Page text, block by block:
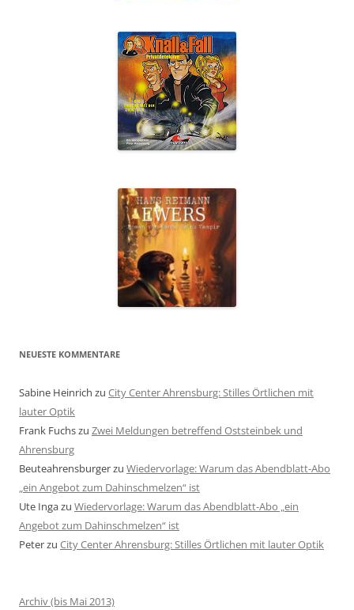
NEUESTE KOMMENTARE
Sabine Heinrich zu City Center Ahrensburg: Stilles Örtlichen mit
lauter Optik
Frank Fuchszu Zwei Meldungen betreffend Oststeinbek und
Ahrensburg
Beuteahrensburgerzu Wiedervorlage: Warum das Abendblatt-Abo
„ein Angebot zum Dahinschmelzen“ ist
Ute Ingazu Wiedervorlage: Warum das Abendblatt-Abo „ein
Angebot zum Dahinschmelzen“ ist
Peterzu City Center Ahrensburg: Stilles Örtlichen mit lauter Optik
Archiv (bis Mai 2013)